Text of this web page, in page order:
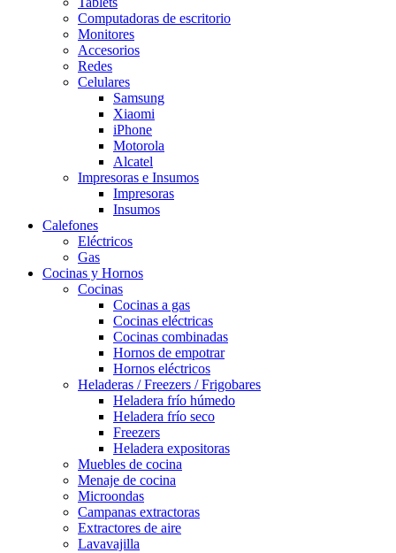
Computadoras de escritorio
Monitores
Accesorios
Redes
Celulares
Samsung
Xiaomi
iPhone
Motorola
Alcatel
Impresoras e Insumos
Impresoras
Insumos
Calefones
Eléctricos
Gas
Cocinas y Hornos
Cocinas
Cocinas a gas
Cocinas eléctricas
Cocinas combinadas
Hornos de empotrar
Hornos eléctricos
Heladeras / Freezers / Frigobares
Heladera frío húmedo
Heladera frío seco
Freezers
Heladera expositoras
Muebles de cocina
Menaje de cocina
Microondas
Campanas extractoras
Extractores de aire
Lavavajilla